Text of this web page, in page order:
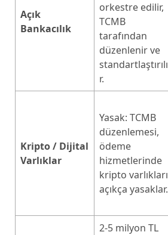
Açık
Bankacılık
orkestre edilir,
TCMB
tarafından
düzenlenir ve
standartlaştırılı
r.
Kripto / Dijital
Varlıklar
Yasak: TCMB
düzenlemesi,
ödeme
hizmetlerinde
kripto varlıkları
açıkça yasaklar.
2-5 milyon TL